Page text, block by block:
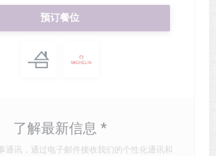
预订餐位
了解最新信息 *
通讯，通过电子邮件接收我们的个性化通讯和